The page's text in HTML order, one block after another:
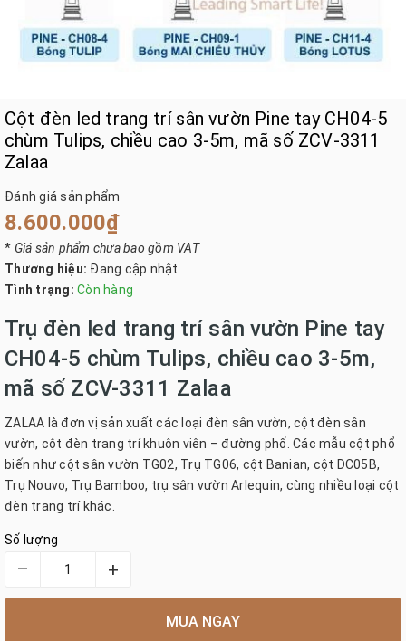
Cột đèn led trang trí sân vườn Pine tay CH04-5
chùm Tulips, chiều cao 3-5m, mã số ZCV-3311
Zalaa
Đánh giá sản phẩm
8.600.000₫
* Giá sản phẩm chưa bao gồm VAT
Thương hiệu: Đang cập nhật
Tình trạng: Còn hàng
Trụ đèn led trang trí sân vườn Pine tay
CH04-5 chùm Tulips, chiều cao 3-5m,
mã số ZCV-3311 Zalaa
ZALAA là đơn vị sản xuất các loại đèn sân vườn, cột đèn sân
vườn, cột đèn trang trí khuôn viên – đường phố. Các mẫu cột phổ
biến như cột sân vườn TG02, Trụ TG06, cột Banian, cột DC05B,
Trụ Nouvo, Trụ Bamboo, trụ sân vườn Arlequin, cùng nhiều loại cột
đèn trang trí khác.
Số lượng
– +
MUA NGAY